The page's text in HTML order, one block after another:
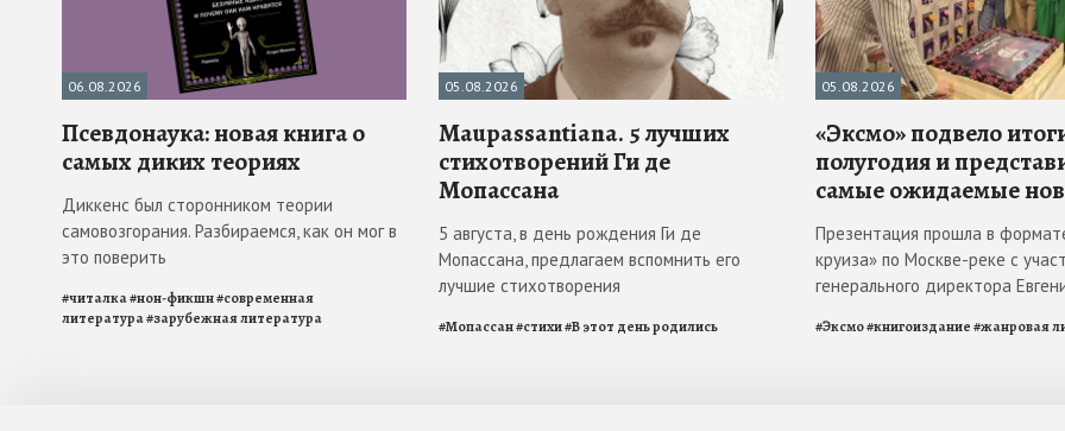
06.08.2026
Псевдонаука: новая книга о
самых диких теориях
Диккенс был сторонником теории
самовозгорания. Разбираемся, как он мог в
это поверить
#читалка#нон-фикшн#современная
литература#зарубежная литература
05.08.2026
Maupassantiana. 5 лучших
стихотворений Ги де
Мопассана
5 августа, в день рождения Ги де
Мопассана, предлагаем вспомнить его
лучшие стихотворения
#Мопассан#стихи#В этот день родились
05.08.2026
«Эксмо» подвело
полугодия и
самые ожидаемые
Презентация прошла в
круиза» по Москве-реке с
генерального директора
#Эксмо#книгоиздание#жанровая